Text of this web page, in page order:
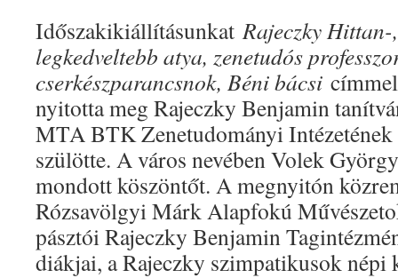
IdőszakikiállításunkatRajeczky Hittan-
legkedveltebb atya, zenetudós
cserkészparancsnok, Béni bácsi
nyitotta meg Rajeczky Benjamin
MTA BTK Zenetudományi Intézetének
szülötte. A város nevében Volek
mondott köszöntőt. A megnyitón
Rózsavölgyi Márk Alapfokú
pásztói Rajeczky Benjamin
diákjai, a Rajeczky szimpatikusok népi